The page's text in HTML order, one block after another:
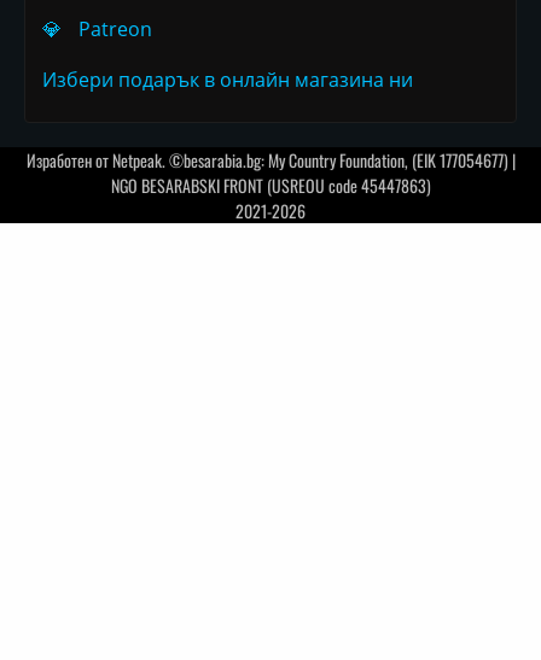
💎
Patreon
Избери подарък в онлайн магазина ни
Изработен отNetpeak. ©besarabia.bg: My Country Foundation, (EIK 177054677) |
NGO BESARABSKI FRONT (USREOU code 45447863)
2021-2026